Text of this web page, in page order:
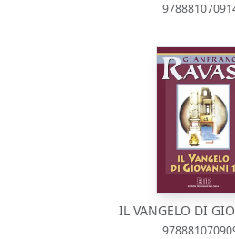
IL VANGELO DI